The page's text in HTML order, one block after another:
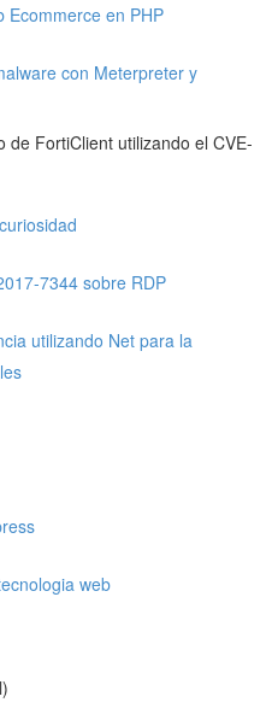
Ecommerce en PHP
con Meterpreter y
de FortiClient utilizando el CVE-
7344 sobre RDP
utilizando Net para la
web